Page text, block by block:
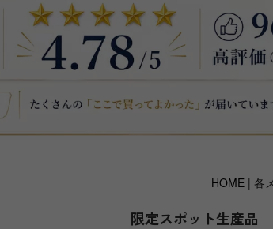
HOME | 各
限定スポット生産品